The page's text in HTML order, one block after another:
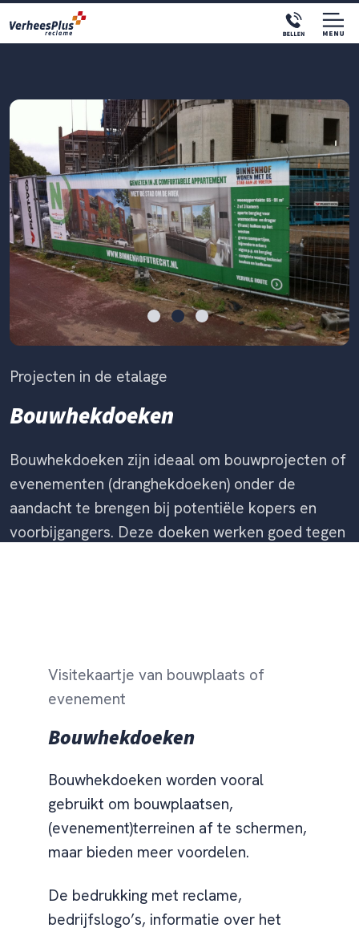
Projecten in de etalage
Bouwhekdoeken
Bouwhekdoeken zijn ideaal om bouwprojecten of
evenementen (dranghekdoeken) onder de
aandacht te brengen bij potentiële kopers en
voorbijgangers. Deze doeken werken goed tegen
Visitekaartje van bouwplaats of
evenement
Bouwhekdoeken
Bouwhekdoeken worden vooral
gebruikt om bouwplaatsen,
(evenement)terreinen af te schermen,
maar bieden meer voordelen.
De bedrukking met reclame,
bedrijfslogo’s, informatie over het